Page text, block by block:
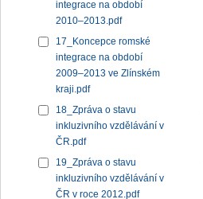
integrace na období
2010–2013.pdf
17_Koncepce romské
integrace na období
2009–2013 ve Zlínském
kraji.pdf
18_Zpráva o stavu
inkluzivního vzdělávání v
ČR.pdf
19_Zpráva o stavu
inkluzivního vzdělávání v
ČR v roce 2012.pdf